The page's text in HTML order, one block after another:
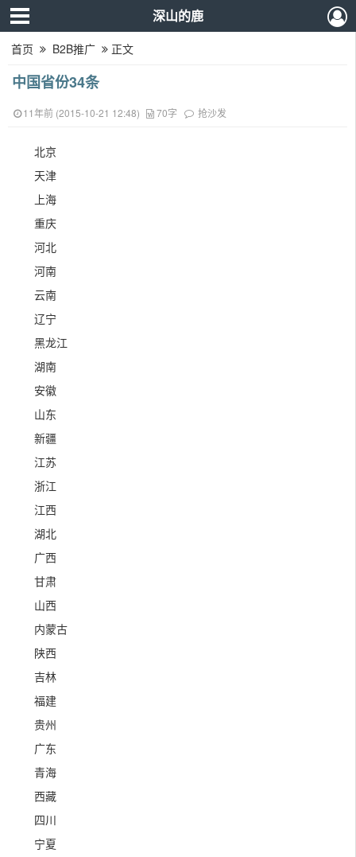
深山的鹿
首页 B2B推广 正文
中国省份34条
11年前 (2015-10-21 12:48) 70字 抢沙发
北京
天津
上海
重庆
河北
河南
云南
辽宁
黑龙江
湖南
安徽
山东
新疆
江苏
浙江
江西
湖北
广西
甘肃
山西
内蒙古
陕西
吉林
福建
贵州
广东
青海
西藏
四川
宁夏